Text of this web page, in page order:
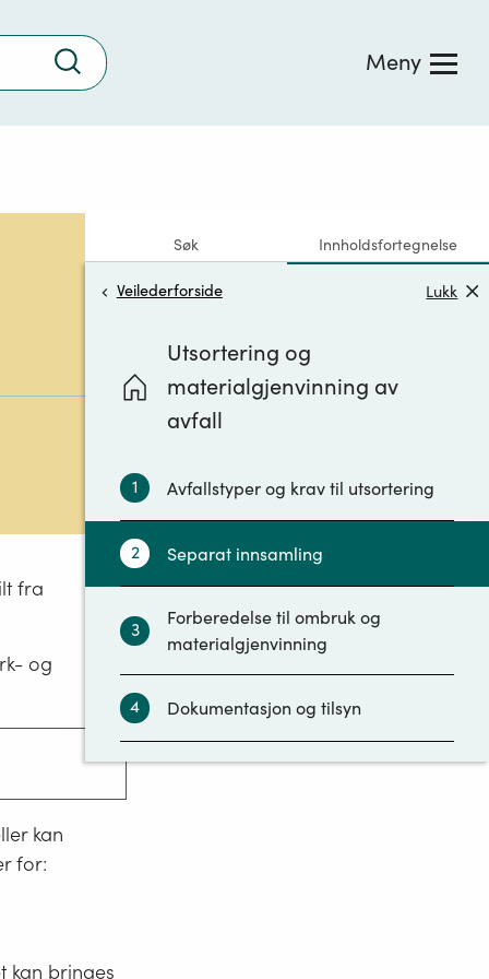
Trykk
søke
Meny
Søk Innholdsfortegnelse
Veilederforside Lukk
Utsortering og
materialgjenvinning av
avfall
1 Avfallstyper og krav til utsortering
2 Separat innsamling
3
Forberedelse til ombruk og
materialgjenvinning
4 Dokumentasjon og tilsyn
fra
og
avkan
for:
kan bringes